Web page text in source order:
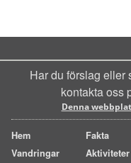
Har du förslag eller
kontakta oss
Denna
Hem Fakta
Vandringar
Aktiviteter